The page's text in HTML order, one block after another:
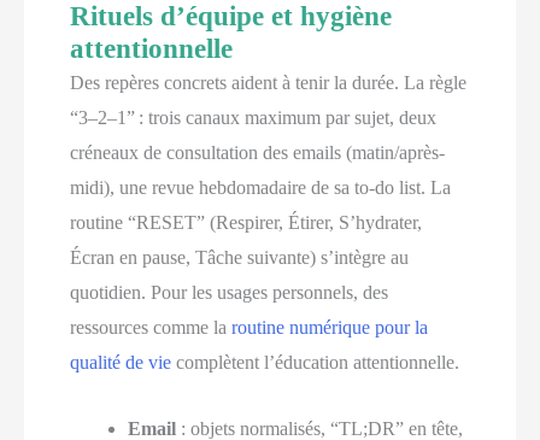
Rituels d’équipe et hygiène
attentionnelle
Des repères concrets aident à tenir la durée. La règle
“3–2–1” : trois canaux maximum par sujet, deux
créneaux de consultation des emails (matin/après-
midi), une revue hebdomadaire de sa to-do list. La
routine “RESET” (Respirer, Étirer, S’hydrater,
Écran en pause, Tâche suivante) s’intègre au
quotidien. Pour les usages personnels, des
ressources comme laroutine numérique pour la
qualité de vie complètent l’éducation attentionnelle.
Email : objets normalisés, “TL;DR” en tête,